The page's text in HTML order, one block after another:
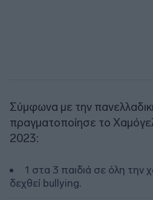
Σύμφωνα με την
πραγματοποίησε το
2023:
1 στα 3 παιδιά σε όλη την
δεχθεί bullying.